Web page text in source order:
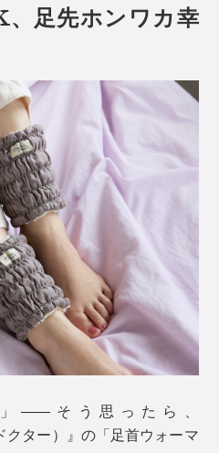
足先ホンワカ幸
――そう思ったら、
クター）』の「足首ウォーマ